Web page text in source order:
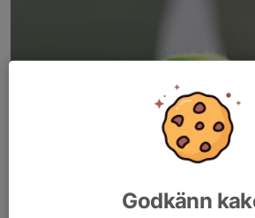
Godkänn